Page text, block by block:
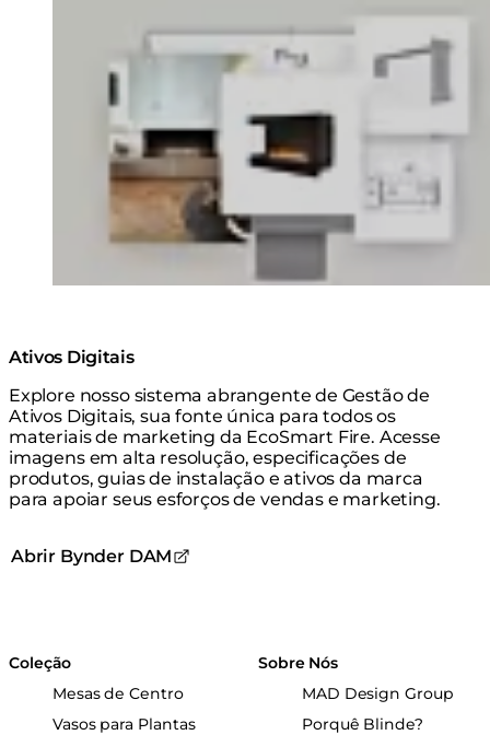
Ativos Digitais
Explore nosso sistema abrangente de Gestão de
Ativos Digitais, sua fonte única para todos os
materiais de marketing da EcoSmart Fire. Acesse
imagens em alta resolução, especificações de
produtos, guias de instalação e ativos da marca
para apoiar seus esforços de vendas e marketing.
Abrir Bynder DAM
Coleção
Mesas de Centro
Vasos para Plantas
Sobre Nós
MAD Design Group
Porquê Blinde?